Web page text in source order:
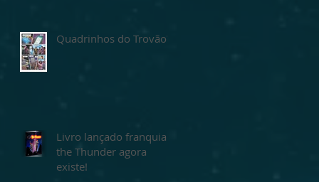
Quadrinhos do Trovão?
Livro lançado franquia
the Thunder agora
existe!